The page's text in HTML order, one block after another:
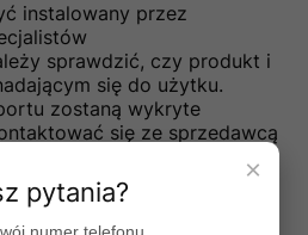
instalowany przez
sprawdzić, czy produkt i
się do użytku.
zostaną wykryte
się ze sprzedawcą
niewłaściwą obsługą.
obsługi gwarancja traci
×
pytania?